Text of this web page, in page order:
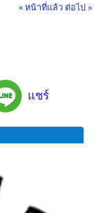
« หน้าที่แล้ว ต่อไป »
แชร์